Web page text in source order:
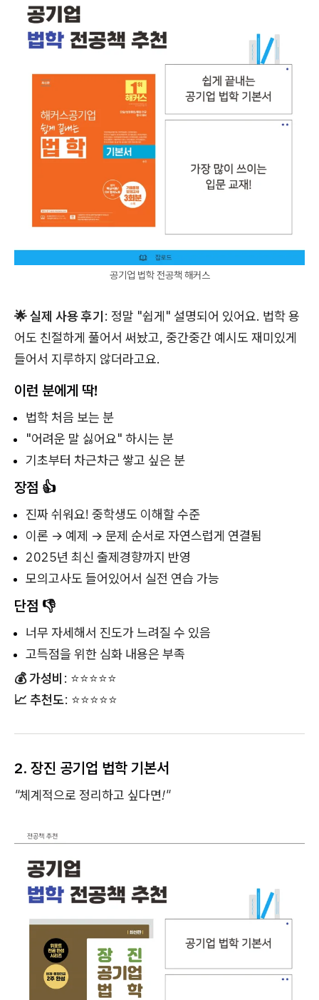
공기업 법학 전공책 해커스
🌟 실제 사용 후기: 정말 "쉽게" 설명되어 있어요. 법학 용
어도 친절하게 풀어서 써놨고, 중간중간 예시도 재미있게
들어서 지루하지 않더라고요.
이런 분에게 딱!
법학 처음 보는 분
"어려운 말 싫어요" 하시는 분
기초부터 차근차근 쌓고 싶은 분
장점 👍
진짜 쉬워요! 중학생도 이해할 수준
이론 → 예제 → 문제 순서로 자연스럽게 연결됨
2025년 최신 출제경향까지 반영
모의고사도 들어있어서 실전 연습 가능
단점 👎
너무 자세해서 진도가 느려질 수 있음
고득점을 위한 심화 내용은 부족
💰 가성비 : ⭐⭐⭐⭐⭐
📈 추천도: ⭐⭐⭐⭐⭐
2. 장진 공기업 법학 기본서
"체계적으로 정리하고 싶다면!"